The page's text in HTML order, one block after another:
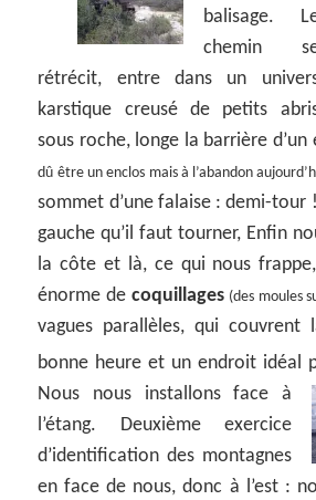
balisage.
chemin
rétrécit, entre dans un
karstique creusé de petits
sous roche, longe la barrière d’un
dû être un enclos mais à l’abandon
sommet d’une falaise : demi-tour !
gauche qu’il faut tourner, Enfin
la côte et là, ce qui nous
énorme de coquillages (des moules
vagues parallèles, qui couvrent
bonne heure et un endroit idéal
Nous nous installons face à
l’étang. Deuxième exercice
d’identification des montagnes
en face de nous, donc à l’est :